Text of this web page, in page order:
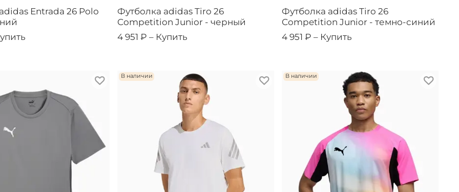
Entrada 26 Polo
Футболка adidas Tiro 26
Competition Junior - черный
4 951 ₽ – Купить
Футболка adidas Tiro 26
Competition Junior - темно-синий
4 951 ₽ – Купить
В наличии В наличии